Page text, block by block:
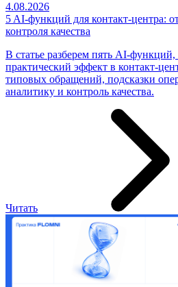
4.08.2026
5 AI-функций для контакт-центра:
контроля качества
В статье разберем пять AI-
практический эффект в контакт-
типовых обращений, подсказки
аналитику и контроль качества.
Читать